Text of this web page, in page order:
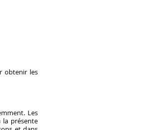
obtenir les
Les
présente